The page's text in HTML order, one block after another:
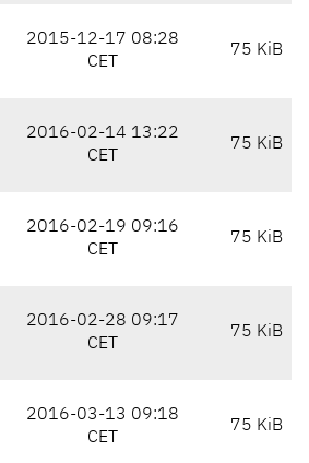
2015-12-17 08:28
CET
75 KiB
2016-02-14 13:22
CET
75 KiB
2016-02-19 09:16
CET
75 KiB
2016-02-28 09:17
CET
75 KiB
2016-03-13 09:18
CET
75 KiB